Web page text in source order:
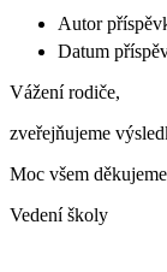
Autor
Datum
Vážení rodiče,
zveřejňujeme
Moc všem
Vedení školy